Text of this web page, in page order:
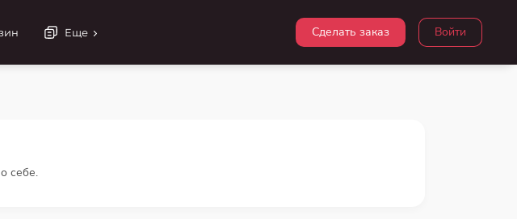
Войти
Сделать заказ
Еще
себе.